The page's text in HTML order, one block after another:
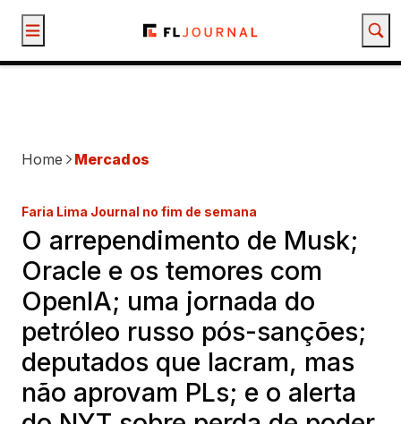
Mercados Empresas EconomiaComportamento
Home Mercados
Faria Lima Journal no fim de semana
O arrependimento de Musk;
Oracle e os temores com
OpenIA; uma jornada do
petróleo russo pós-sanções;
deputados que lacram, mas
não aprovam PLs; e o alerta